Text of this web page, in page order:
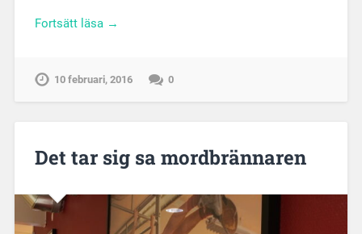
Fortsätt läsa →
10 februari, 2016 0
Det tar sig sa mordbrännaren